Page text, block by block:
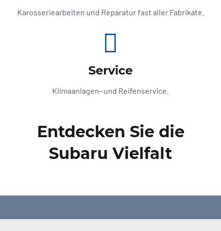
Karosseriearbeiten und Reparatur fast aller Fabrikate.
Service
Klimaanlagen- und Reifenservice.
Entdecken Sie die
Subaru Vielfalt